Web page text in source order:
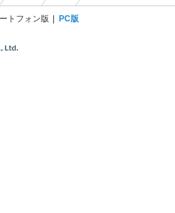
トフォン版 PC版